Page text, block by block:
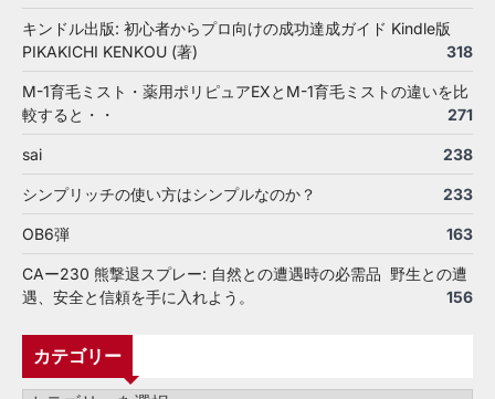
キンドル出版: 初心者からプロ向けの成功達成ガイド Kindle版
PIKAKICHI KENKOU (著)
318
M-1育毛ミスト・薬用ポリピュアEXとM-1育毛ミストの違いを比
較すると・・
271
sai 238
シンプリッチの使い方はシンプルなのか？ 233
OB6弾 163
CAー230 熊撃退スプレー: 自然との遭遇時の必需品 野生との遭
遇、安全と信頼を手に入れよう。
156
カテゴリー